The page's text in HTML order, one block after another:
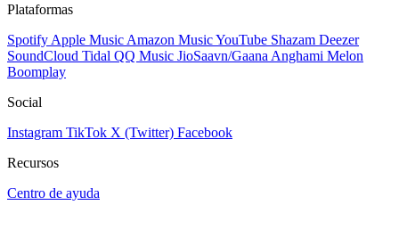
Plataformas
Spotify Apple Music Amazon MusicYouTube Shazam Deezer
SoundCloud Tidal QQ Music JioSaavn/Gaana Anghami Melon
Boomplay
Social
Instagram TikTok X (Twitter) Facebook
Recursos
Centro de ayuda